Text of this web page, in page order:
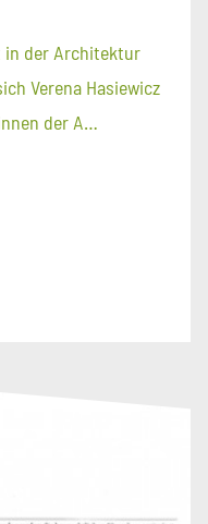
in der Architektur
Verena Hasiewicz
der A…